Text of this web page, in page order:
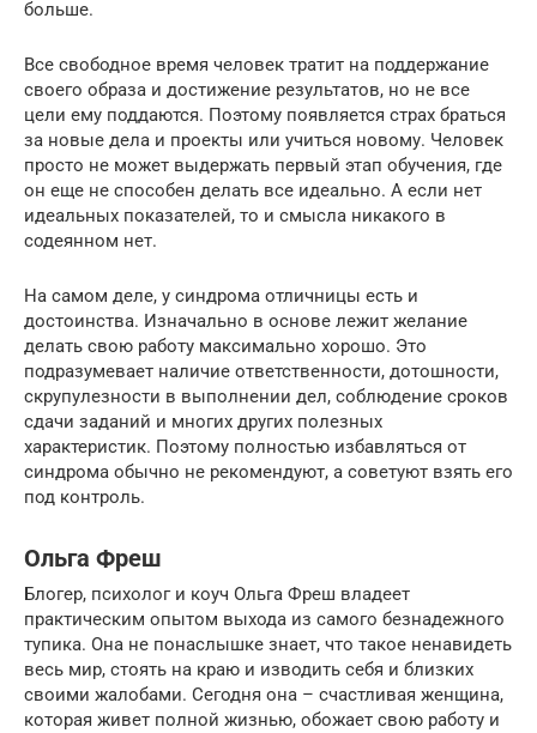
больше.
Все свободное время человек тратит на поддержание
своего образа и достижение результатов, но не все
цели ему поддаются. Поэтому появляется страх браться
за новые дела и проекты или учиться новому. Человек
просто не может выдержать первый этап обучения, где
он еще не способен делать все идеально. А если нет
идеальных показателей, то и смысла никакого в
содеянном нет.
На самом деле, у синдрома отличницы есть и
достоинства. Изначально в основе лежит желание
делать свою работу максимально хорошо. Это
подразумевает наличие ответственности, дотошности,
скрупулезности в выполнении дел, соблюдение сроков
сдачи заданий и многих других полезных
характеристик. Поэтому полностью избавляться от
синдрома обычно не рекомендуют, а советуют взять его
под контроль.
Ольга Фреш
Блогер, психолог и коуч Ольга Фреш владеет
практическим опытом выхода из самого безнадежного
тупика. Она не понаслышке знает, что такое ненавидеть
весь мир, стоять на краю и изводить себя и близких
своими жалобами. Сегодня она – счастливая женщина,
которая живет полной жизнью, обожает свою работу и